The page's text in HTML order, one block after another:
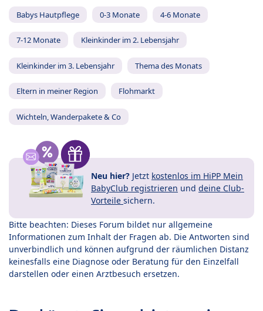
Babys Hautpflege 0-3 Monate 4-6 Monate
7-12 Monate Kleinkinder im 2. Lebensjahr
Kleinkinder im 3. Lebensjahr Thema des Monats
Eltern in meiner Region Flohmarkt
Wichteln, Wanderpakete & Co
Neu hier? Jetzt kostenlos im HiPP Mein
BabyClub registrieren und deine Club-
Vorteile sichern.
Bitte beachten: Dieses Forum bildet nur allgemeine
Informationen zum Inhalt der Fragen ab. Die Antworten sind
unverbindlich und können aufgrund der räumlichen Distanz
keinesfalls eine Diagnose oder Beratung für den Einzelfall
darstellen oder einen Arztbesuch ersetzen.